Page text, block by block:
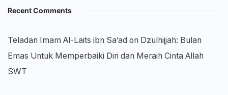
Recent Comments
Teladan Imam Al-Laits ibn Sa’ad on Dzulhijjah: Bulan
Emas Untuk Memperbaiki Diri dan Meraih Cinta Allah
SWT